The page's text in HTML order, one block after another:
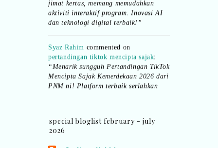
aktiviti interaktif program. Inovasi AI
dan teknologi digital terbaik!”
pertandingan tiktok mencipta sajak
“Menarik sungguh Pertandingan TikTok
Mencipta Sajak Kemerdekaan 2026 dari
PNM ni! Platform terbaik serlahkan
bakat puisi kebangsaan dan
Eyma Balkishcommented on
pertandingan tiktok mencipta sajak
special bloglist february - july
2026